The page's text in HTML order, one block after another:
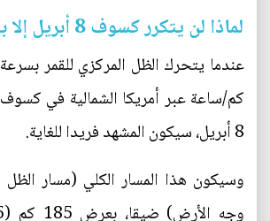
لماذا لن يتكرر كسوف 8 أبريل إلا بعد 54 عاما؟
كم/ساعة عبر أمريكا الشمالية في
8 أبريل، سيكون المشهد فريدا للغاية.
وسيكون هذا المسار الكلي (مسار الظل